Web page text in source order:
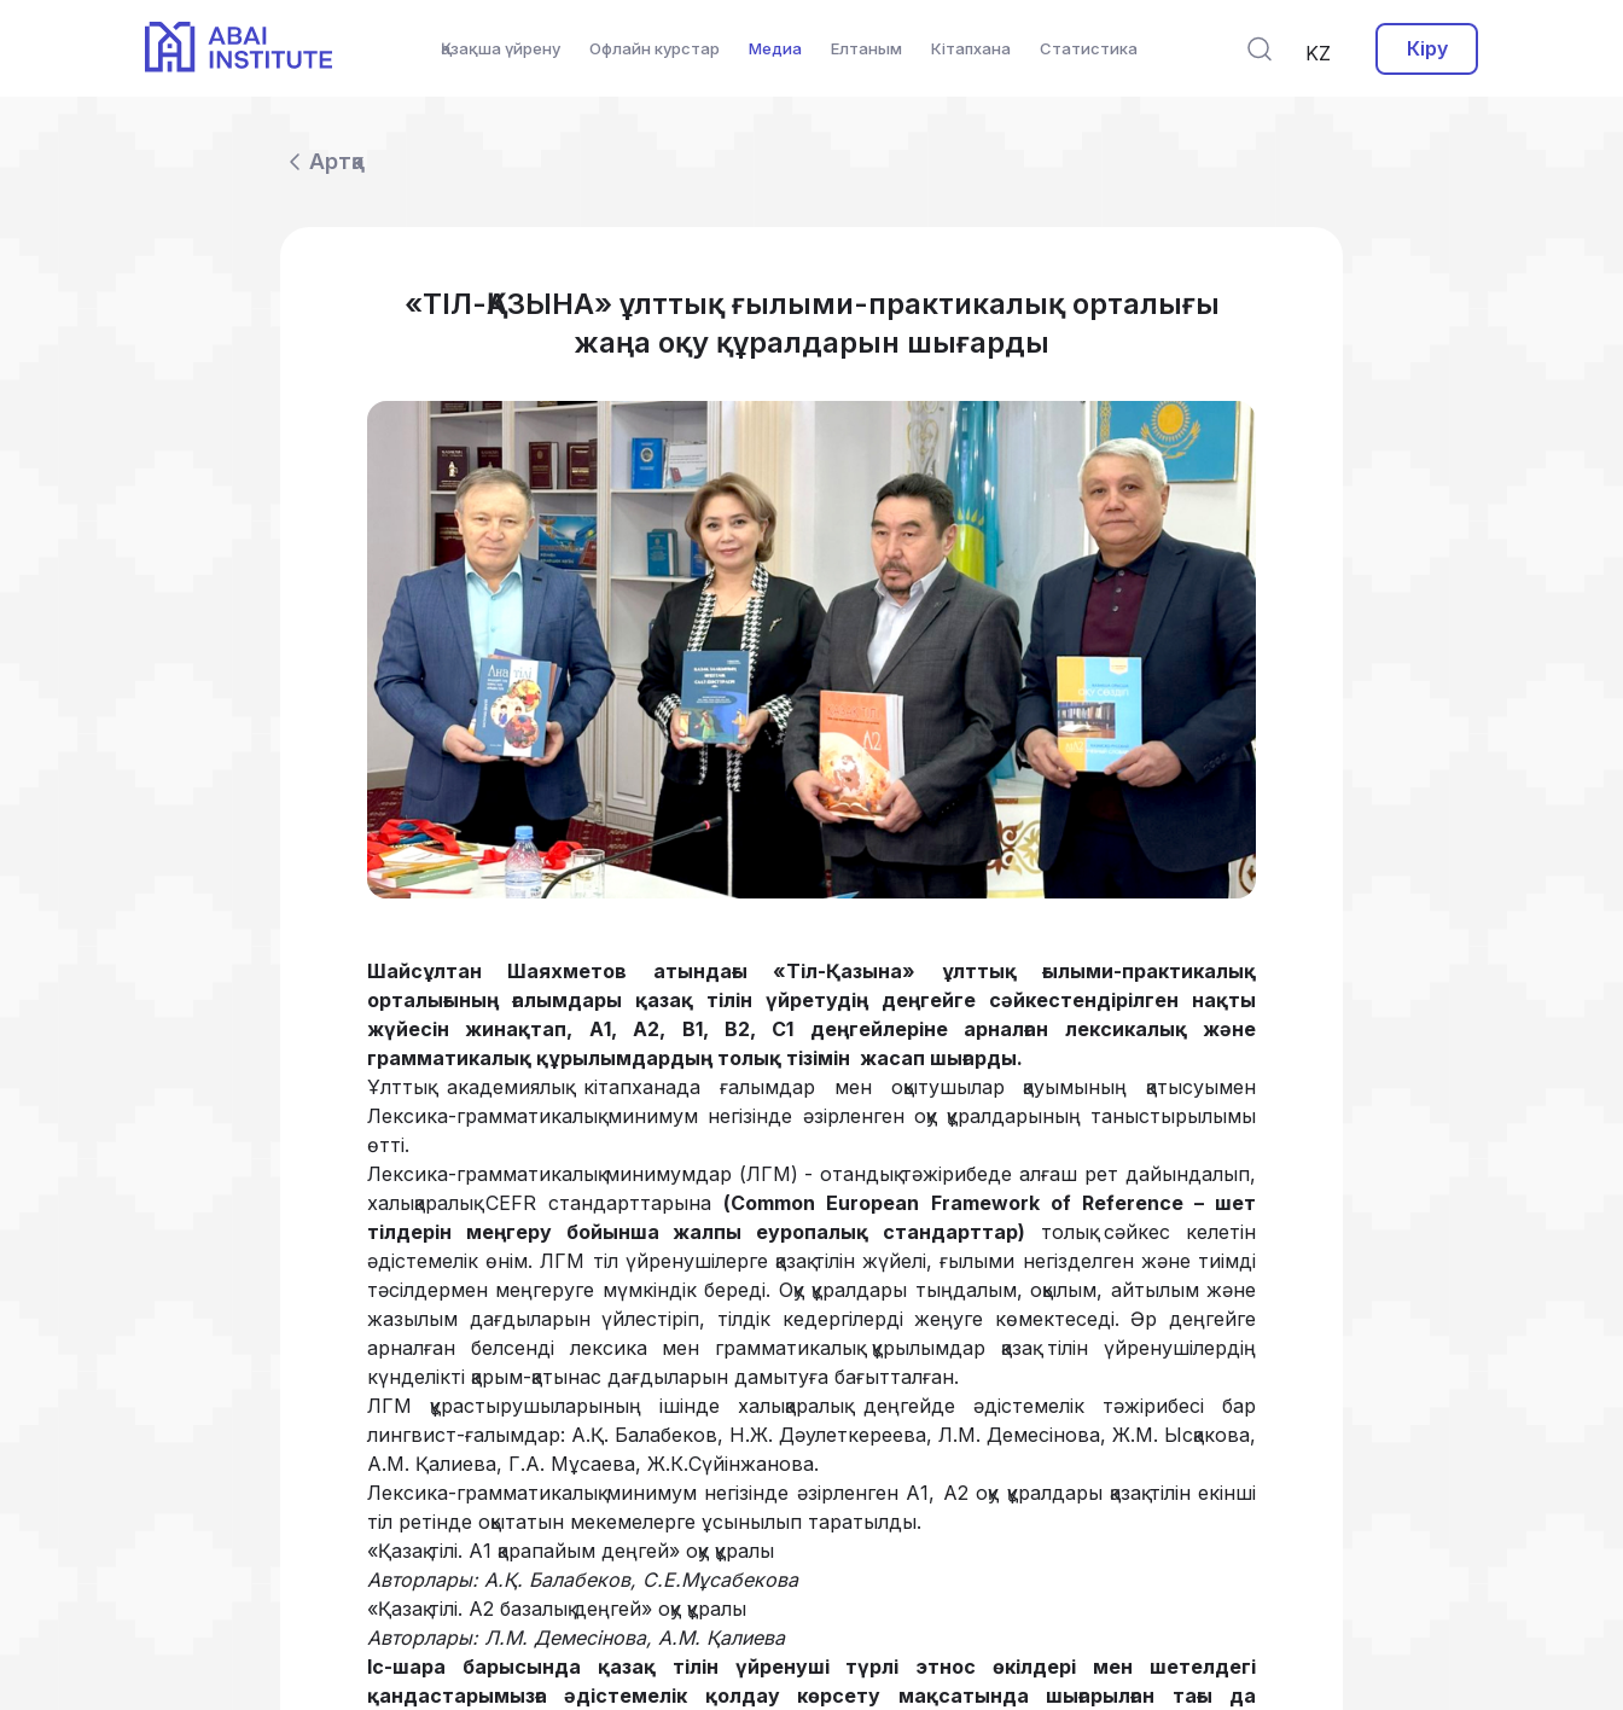
Қазақша үйрену Офлайн курстар Медиа Елтаным Кітапхана Статистика KZ Кіру
Артқа
«ТІЛ-ҚАЗЫНА» ұлттық ғылыми-практикалық орталығы
жаңа оқу құралдарын шығарды
Шайсұлтан Шаяхметов атындағы «Тіл-Қазына» ұлттық ғылыми-практикалық
орталығының ғалымдары қазақ тілін үйретудің деңгейге сәйкестендірілген нақты
жүйесін жинақтап, А1, А2, В1, В2, С1 деңгейлеріне арналған лексикалық және
грамматикалық құрылымдардың толық тізімін жасап шығарды.
Ұлттық академиялық кітапханада ғалымдар мен оқытушылар қауымының қатысуымен
Лексика-грамматикалық минимум негізінде әзірленген оқу құралдарының таныстырылымы
өтті.
Лексика-грамматикалық минимумдар (ЛГМ) - отандық тәжірибеде алғаш рет дайындалып,
халықаралық CEFR стандарттарына (Common European Framework of Reference – шет
тілдерін меңгеру бойынша жалпы еуропалық стандарттар) толық сәйкес келетін
әдістемелік өнім. ЛГМ тіл үйренушілерге қазақ тілін жүйелі, ғылыми негізделген және тиімді
тәсілдермен меңгеруге мүмкіндік береді. Оқу құралдары тыңдалым, оқылым, айтылым және
жазылым дағдыларын үйлестіріп, тілдік кедергілерді жеңуге көмектеседі. Әр деңгейге
арналған белсенді лексика мен грамматикалық құрылымдар қазақ тілін үйренушілердің
күнделікті қарым-қатынас дағдыларын дамытуға бағытталған.
ЛГМ құрастырушыларының ішінде халықаралық деңгейде әдістемелік тәжірибесі бар
лингвист-ғалымдар: А.Қ. Балабеков, Н.Ж. Дәулеткереева, Л.М. Демесінова, Ж.М. Ысқакова,
А.М. Қалиева, Г.А. Мұсаева, Ж.К.Сүйінжанова.
Лексика-грамматикалық минимум негізінде әзірленген А1, А2 оқу құралдары қазақ тілін екінші
тіл ретінде оқытатын мекемелерге ұсынылып таратылды.
«Қазақ тілі. А1 қарапайым деңгей» оқу құралы
Авторлары: А.Қ. Балабеков, С.Е.Мұсабекова
«Қазақ тілі. А2 базалық деңгей» оқу құралы
Авторлары: Л.М. Демесінова, А.М. Қалиева
Іс-шара барысында қазақ тілін үйренуші түрлі этнос өкілдері мен шетелдегі
қандастарымызға әдістемелік қолдау көрсету мақсатында шығарылған тағы да